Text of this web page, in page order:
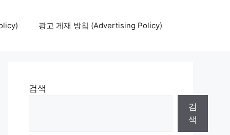
광고 게재 방침 (Advertising Policy)
검색
검
색